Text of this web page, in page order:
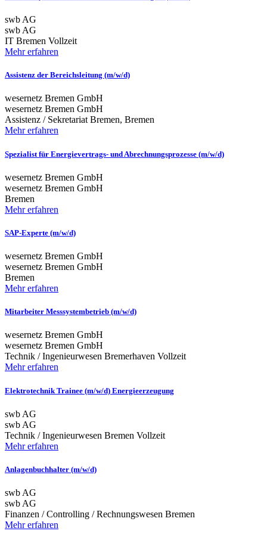
swb AG
swb AG
IT Bremen Vollzeit
Mehr erfahren
Assistenz der Bereichsleitung (m/w/d)
wesernetz Bremen GmbH
wesernetz Bremen GmbH
Assistenz / Sekretariat Bremen, Bremen
Mehr erfahren
Spezialist für Energievertrags- und Abrechnungsprozesse (m/w/d)
wesernetz Bremen GmbH
wesernetz Bremen GmbH
Bremen
Mehr erfahren
SAP-Experte (m/w/d)
wesernetz Bremen GmbH
wesernetz Bremen GmbH
Bremen
Mehr erfahren
Mitarbeiter Messsystembetrieb (m/w/d)
wesernetz Bremen GmbH
wesernetz Bremen GmbH
Technik / Ingenieurwesen Bremerhaven Vollzeit
Mehr erfahren
Elektrotechnik Trainee (m/w/d) Energieerzeugung
swb AG
swb AG
Technik / Ingenieurwesen Bremen Vollzeit
Mehr erfahren
Anlagenbuchhalter (m/w/d)
swb AG
swb AG
Finanzen / Controlling / Rechnungswesen Bremen
Mehr erfahren